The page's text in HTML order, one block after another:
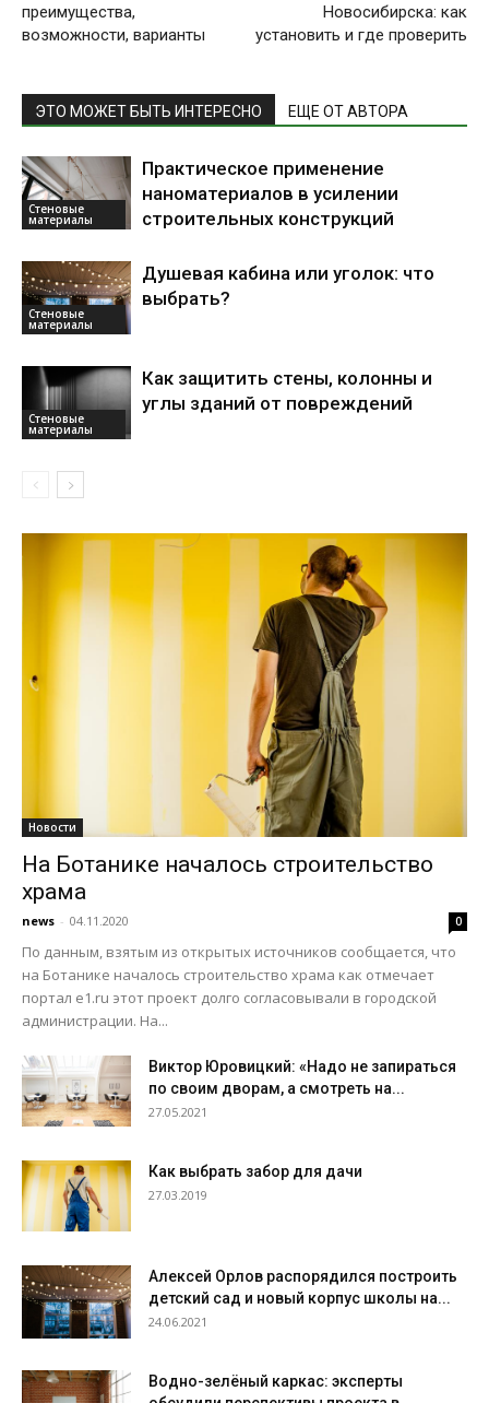
преимущества,
возможности, варианты
Новосибирска: как
установить и где проверить
ЭТО МОЖЕТ БЫТЬ ИНТЕРЕСНО ЕЩЕ ОТ АВТОРА
Стеновые
материалы
Практическое применение
наноматериалов в усилении
строительных конструкций
Стеновые
материалы
Душевая кабина или уголок: что
выбрать?
Стеновые
материалы
Как защитить стены, колонны и
углы зданий от повреждений
Новости
На Ботанике началось строительство
храма
news - 04.11.2020 0
По данным, взятым из открытых источников сообщается, что
на Ботанике началось строительство храма как отмечает
портал e1.ru этот проект долго согласовывали в городской
администрации. На...
Виктор Юровицкий: «Надо не запираться
по своим дворам, а смотреть на...
27.05.2021
Как выбрать забор для дачи
27.03.2019
Алексей Орлов распорядился построить
детский сад и новый корпус школы на...
24.06.2021
Водно-зелёный каркас: эксперты